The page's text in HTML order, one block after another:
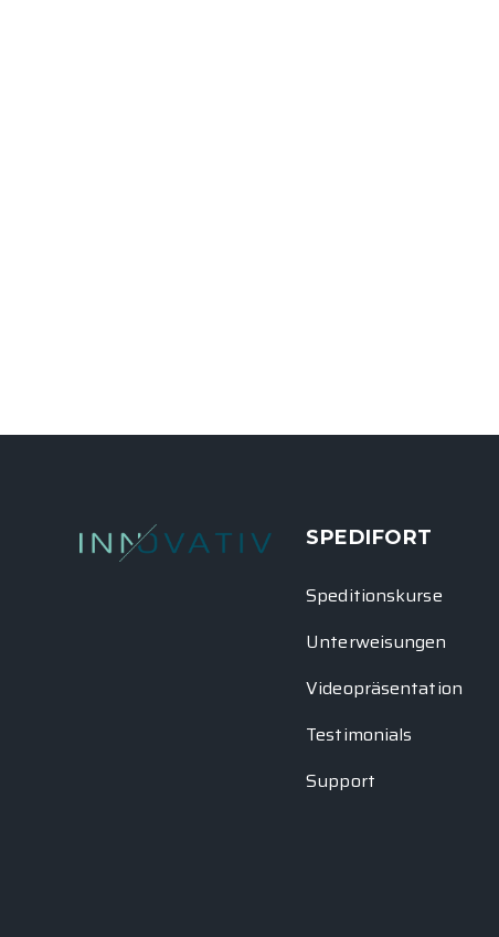
SPEDIFORT
Speditionskurse
Unterweisungen
Videopräsentation
Testimonials
Support